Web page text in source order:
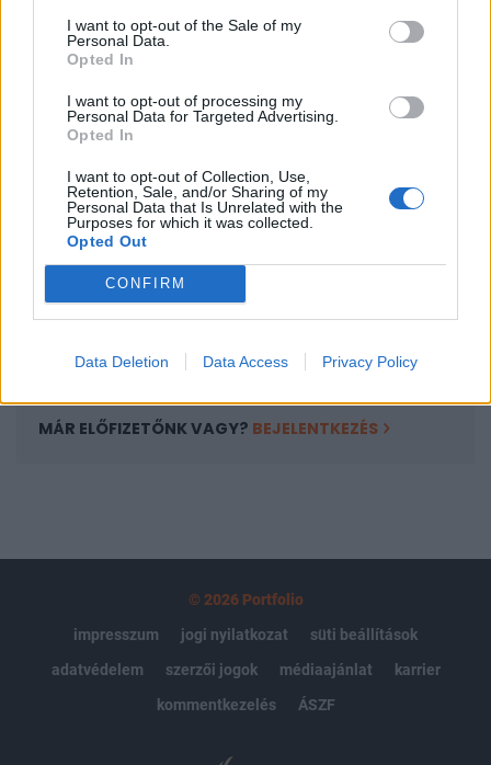
I want to opt-out of the Sale of my
Personal Data.
Opted In
I want to opt-out of processing my
Personal Data for Targeted Advertising.
Opted In
I want to opt-out of Collection, Use,
Retention, Sale, and/or Sharing of my
Personal Data that Is Unrelated with the
Purposes for which it was collected.
Opted Out
CONFIRM
Data Deletion Data Access Privacy Policy
A keresett cikk a portfolio.hu hírarchívumához
tartozik, melynek olvasása előfizetéses
regisztrációhoz kötött.
Az előfizetés a következőket tartalmazza:
Portfolio.hu teljes cikkarchívum
Kötéslisták: BÉT elmúlt 2 év napon belüli
kötéslistái
MÁR ELŐFIZETŐNK VAGY? BEJELENTKEZÉS
© 2026 Portfolio
impresszum
jogi nyilatkozat
süti beállítások
adatvédelem
szerzői jogok médiaajánlat
karrier
kommentkezelés
ÁSZF